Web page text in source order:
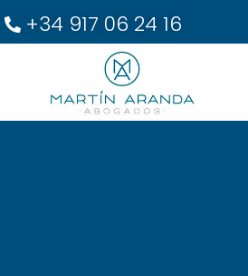
+34 917 06 24 16